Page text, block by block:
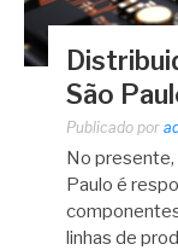
São
Publicado por
No
Paulo é
linhas de